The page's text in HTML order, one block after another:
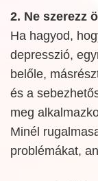
2. Ne szerezz
Ha hagyod,
depresszió,
belőle,
és a
meg
Minél
problémákat,